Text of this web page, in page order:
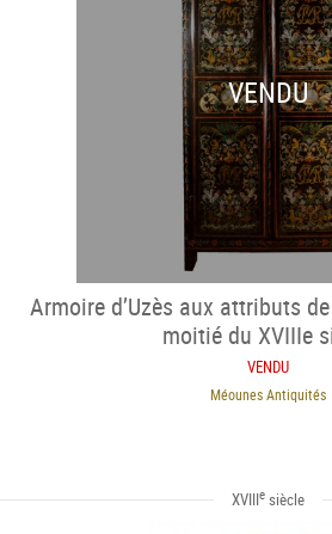
VENDU
Armoire d’Uzès aux attributs
moitié du XVIIIe
VENDU
Méounes Antiquités
XVIIIesiècle